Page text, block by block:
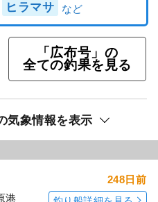
ヒラマサ
「広布号」の
全ての釣果を見る
気象情報を表示
港
248日前